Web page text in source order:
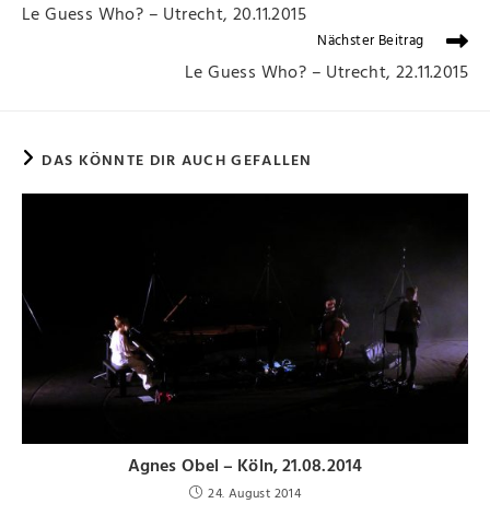
Le Guess Who? – Utrecht, 20.11.2015
Nächster Beitrag
Le Guess Who? – Utrecht, 22.11.2015
DAS KÖNNTE DIR AUCH GEFALLEN
Agnes Obel – Köln, 21.08.2014
24. August 2014